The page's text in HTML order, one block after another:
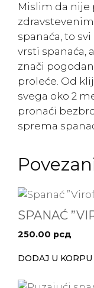
Mislim da nije
spanaća, to
vrsti spanaća,
znači
proleće. Od
svega oko 2
pronaći
sprema
SPANAĆ
250.00 рсд
DODAJ U KORPU